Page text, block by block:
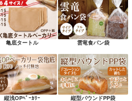
亀底タートル 雲竜食パン袋
縦浅OPﾍﾞｰｶﾘｰ 縦型パウンドPP袋